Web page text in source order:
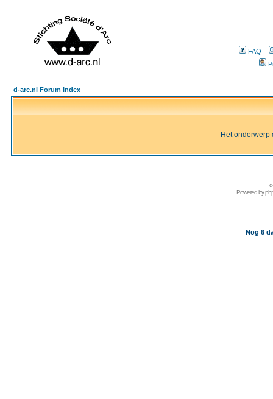
FAQ
d-arc.nl Forum Index
Het onderwerp
Powered by
Nog 6